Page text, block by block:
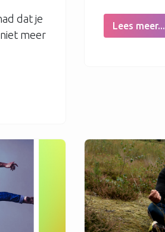
dat je
meer
Lees meer...